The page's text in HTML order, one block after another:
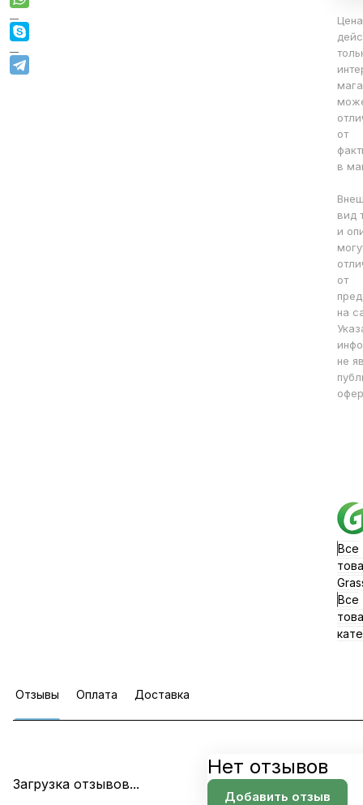
Цена
от
в
вид
и
от
на
не
Все
Все
Отзывы Оплата Доставка
Загрузка отзывов...
Нет отзывов
Добавить отзыв